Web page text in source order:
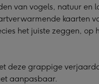
van vogels, natuur en
kaarten
het juiste zeggen, op
deze grappige
aanpasbaar.